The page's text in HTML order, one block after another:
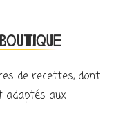
de recettes, dont
aux